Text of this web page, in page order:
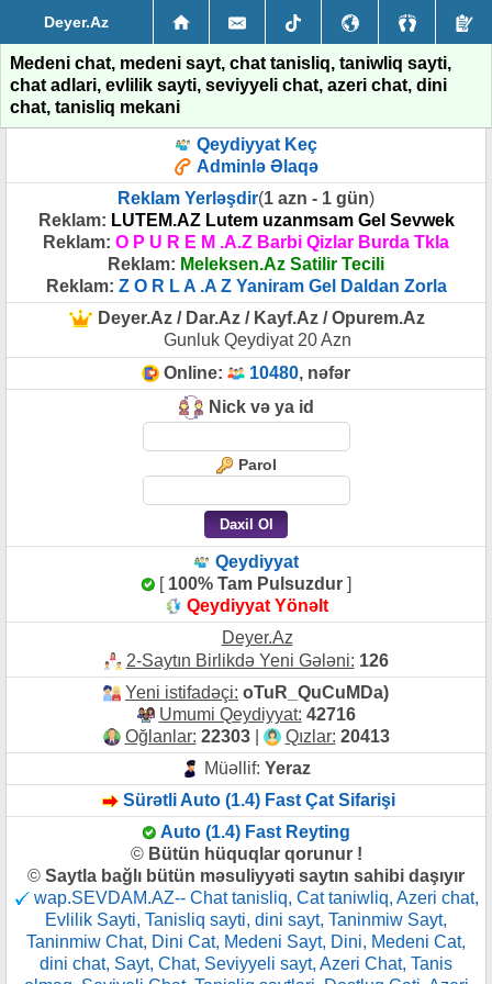
Deyer.Az
Medeni chat, medeni sayt, chat tanisliq, taniwliq sayti,
chat adlari, evlilik sayti, seviyyeli chat, azeri chat, dini
chat, tanisliq mekani
Qeydiyyat Keç
Adminlə Əlaqə
Reklam Yerləşdir(1 azn - 1 gün)
Reklam: LUTEM.AZ Lutem uzanmsam Gel Sevwek
Reklam: O P U R E M .A.Z Barbi Qizlar Burda Tkla
Reklam: Meleksen.Az Satilir Tecili
Reklam: Z O R L A .A Z Yaniram Gel Daldan Zorla
Deyer.Az / Dar.Az / Kayf.Az / Opurem.Az
Gunluk Qeydiyat 20 Azn
Online:
10480, nəfər
Nick və ya id
Parol
Qeydiyyat
[ 100% Tam Pulsuzdur ]
Qeydiyyat Yönəlt
Deyer.Az
2-Saytın Birlikdə Yeni Gələni: 126
Yeni istifadəçi: oTuR_QuCuMDa)
Umumi Qeydiyyat: 42716
Oğlanlar: 22303| Qızlar: 20413
Müəllif: Yeraz
Sürətli Auto (1.4) Fast Çat Sifarişi
Auto (1.4) Fast Reyting
© Bütün hüquqlar qorunur !
© Saytla bağlı bütün məsuliyyəti saytın sahibi daşıyır
wap.SEVDAM.AZ-- Chat tanisliq, Cat taniwliq, Azeri chat,
Evlilik Sayti, Tanisliq sayti, dini sayt, Taninmiw Sayt,
Taninmiw Chat, Dini Cat, Medeni Sayt, Dini, Medeni Cat,
dini chat, Sayt, Chat, Seviyyeli sayt, Azeri Chat, Tanis